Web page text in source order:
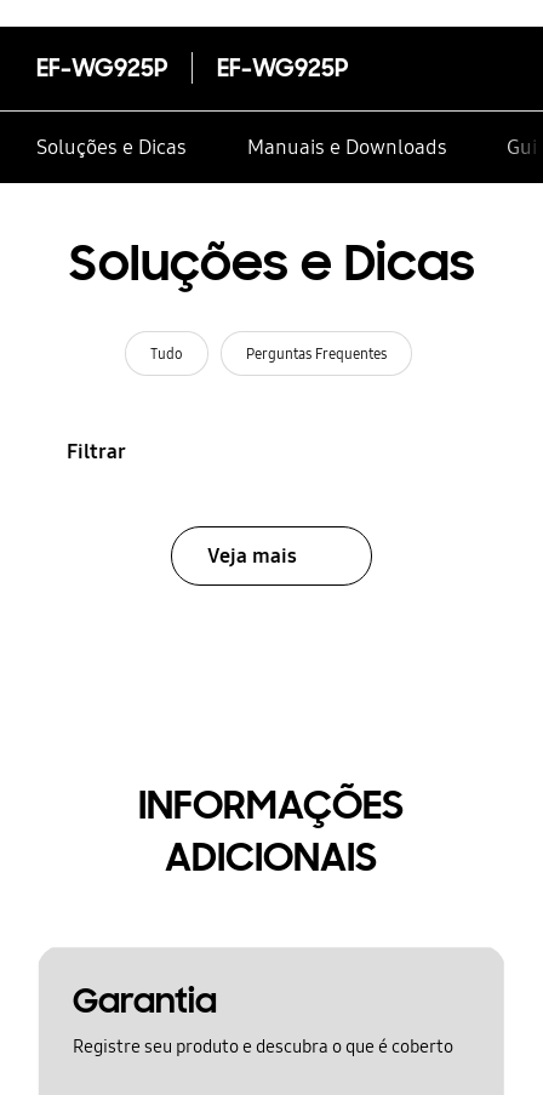
EF-WG925P EF-WG925P
Soluções e Dicas Manuais e Downloads
Soluções e Dicas
Tudo Perguntas Frequentes
Filtrar
Veja mais
INFORMAÇÕES
ADICIONAIS
Garantia
Registre seu produto e descubra o que é coberto